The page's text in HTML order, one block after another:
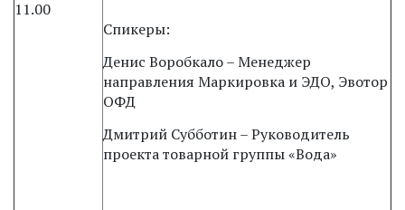
11.00
Спикеры:
Денис Воробкало – Менеджер
направления Маркировка и ЭДО, Эвотор
ОФД
Дмитрий Субботин – Руководитель
проекта товарной группы «Вода»